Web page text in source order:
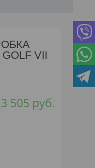
VII
3 505 руб.